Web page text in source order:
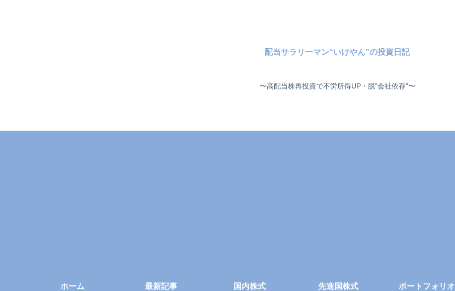
配当サラリーマン“いけやん”の投資日記 ​
〜高配当株再投資で不労所得UP・脱"会社依存"〜 ​
ホーム 最新記事 国内株式 先進国株式 ポートフォリオ